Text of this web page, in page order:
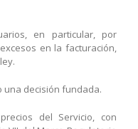
en particular, por
en la facturación,
una decisión fundada.
del Servicio, con